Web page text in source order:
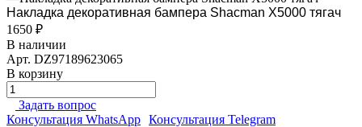
Накладка декоративная бампера Shacman Х5000 тягач
1650 ₽
В наличии
Арт. DZ97189623065
В корзину
Задать вопрос
Консультация WhatsApp Консультация Telegram